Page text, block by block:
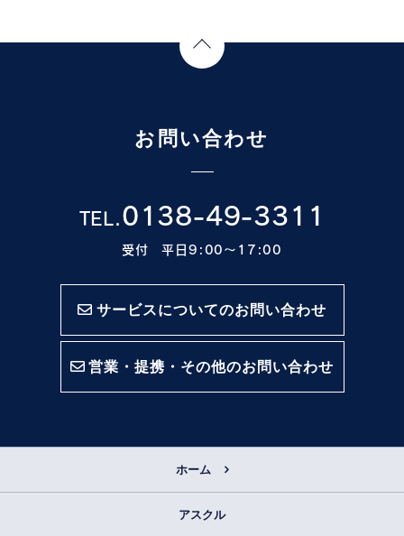
お問い合わせ
TEL.0138-49-3311
受付 平日9:00〜17:00
サービスについてのお問い合わせ
営業・提携・その他のお問い合わせ
ホーム
アスクル